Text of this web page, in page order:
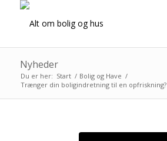
Nyheder
Du er her: Start / Bolig og Have /
Trænger din boligindretning til en opfriskning?